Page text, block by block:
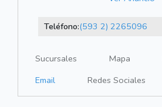
Teléfono:(593 2) 2265096
Sucursales Mapa
Email
Redes Sociales